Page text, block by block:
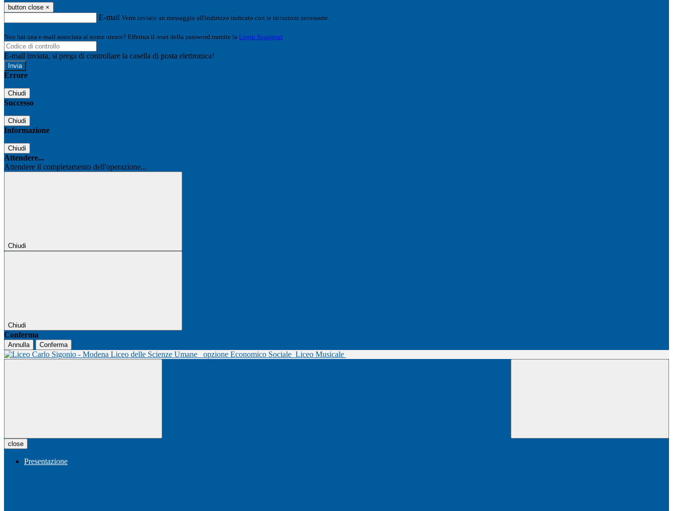
button close ×
E-mail Verrà inviato un messaggio all'indirizzo indicato con le istruzioni necessarie.
Non hai una e-mail associata al nome utente? Effettua il reset della password tramite la Login Spaggiari
E-mail inviata, si prega di controllare la casella di posta elettronica!
Errore
Chiudi
Successo
Chiudi
Informazione
Chiudi
Attendere...
Attendere il completamento dell'operazione...
Chiudi
Chiudi
Conferma
Annulla Conferma
Liceo delle Scienze Umane opzione Economico Sociale Liceo Musicale
close
Presentazione